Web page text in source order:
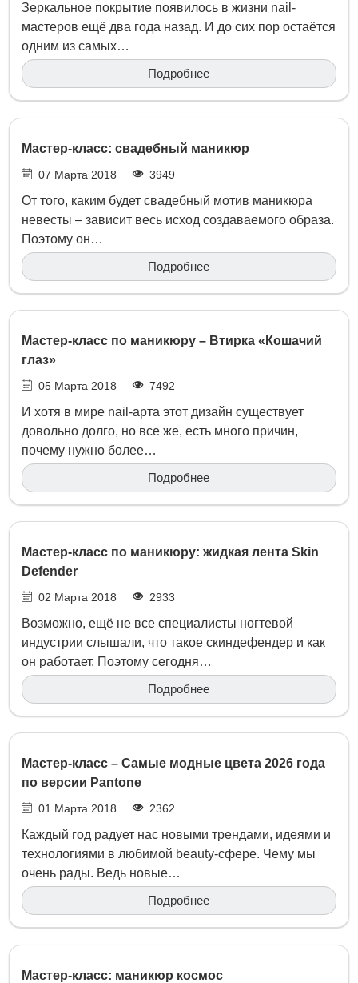
Зеркальное покрытие появилось в жизни nail-
мастеров ещё два года назад. И до сих пор остаётся
одним из самых…
Подробнее
Мастер-класс: свадебный маникюр
07 Марта 2018 3949
От того, каким будет свадебный мотив маникюра
невесты – зависит весь исход создаваемого образа.
Поэтому он…
Подробнее
Мастер-класс по маникюру – Втирка «Кошачий
глаз»
05 Марта 2018 7492
И хотя в мире nail-арта этот дизайн существует
довольно долго, но все же, есть много причин,
почему нужно более…
Подробнее
Мастер-класс по маникюру: жидкая лента Skin
Defender
02 Марта 2018 2933
Возможно, ещё не все специалисты ногтевой
индустрии слышали, что такое скиндефендер и как
он работает. Поэтому сегодня…
Подробнее
Мастер-класс – Самые модные цвета 2026 года
по версии Pantone
01 Марта 2018 2362
Каждый год радует нас новыми трендами, идеями и
технологиями в любимой beauty-сфере. Чему мы
очень рады. Ведь новые…
Подробнее
Мастер-класс: маникюр космос